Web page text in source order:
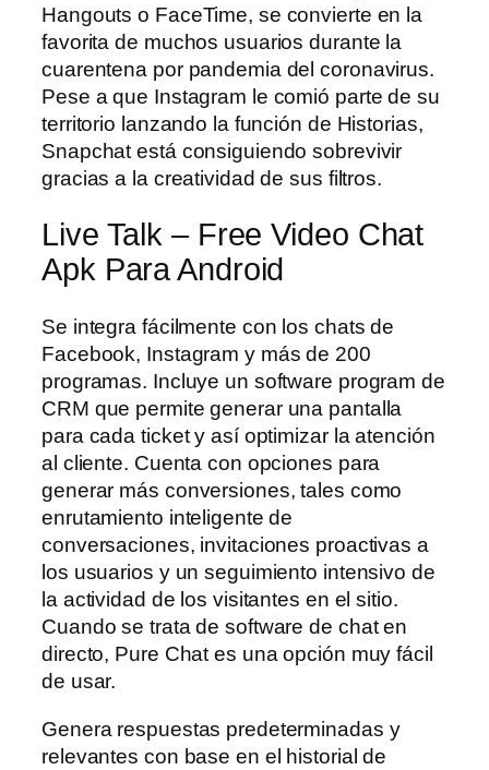
Hangouts o FaceTime, se convierte en la
favorita de muchos usuarios durante la
cuarentena por pandemia del coronavirus.
Pese a que Instagram le comió parte de su
territorio lanzando la función de Historias,
Snapchat está consiguiendo sobrevivir
gracias a la creatividad de sus filtros.
Live Talk – Free Video Chat
Apk Para Android
Se integra fácilmente con los chats de
Facebook, Instagram y más de 200
programas. Incluye un software program de
CRM que permite generar una pantalla
para cada ticket y así optimizar la atención
al cliente. Cuenta con opciones para
generar más conversiones, tales como
enrutamiento inteligente de
conversaciones, invitaciones proactivas a
los usuarios y un seguimiento intensivo de
la actividad de los visitantes en el sitio.
Cuando se trata de software de chat en
directo, Pure Chat es una opción muy fácil
de usar.
Genera respuestas predeterminadas y
relevantes con base en el historial de